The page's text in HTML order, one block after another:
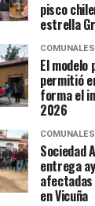
pisco
estrella
COMUNALES
El modelo
permitió
forma el
2026
COMUNALES
Sociedad
entrega
en Vicuña